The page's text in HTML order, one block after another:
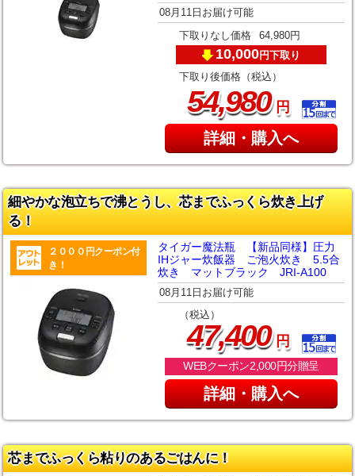
08月11日お届け可能
下取りなし価格 64,980円
10,000円下取り
下取り後価格（税込）
54,980円
詳細・購入へ
細やかな泡立ちで沸とうし、芯までふっくら炊き上げ
る！
２０００円クーポン付
き！
タイガー魔法瓶 【新品同様】圧力
IHジャー炊飯器 ご泡火炊き 5.5合
炊き マットブラック JRI-A100
08月11日お届け可能
（税込）
47,400円
WEBクーポン2,000円分贈呈
詳細・購入へ
芯までふっくら粘りのあるごはんに！